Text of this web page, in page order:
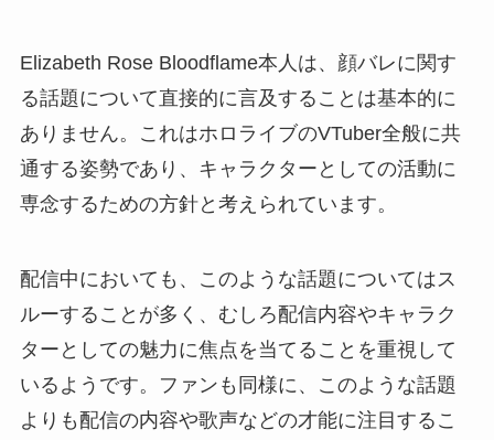
Elizabeth Rose Bloodflame本人は、顔バレに関す
る話題について直接的に言及することは基本的に
ありません。これはホロライブのVTuber全般に共
通する姿勢であり、キャラクターとしての活動に
専念するための方針と考えられています。
配信中においても、このような話題についてはス
ルーすることが多く、むしろ配信内容やキャラク
ターとしての魅力に焦点を当てることを重視して
いるようです。ファンも同様に、このような話題
よりも配信の内容や歌声などの才能に注目するこ